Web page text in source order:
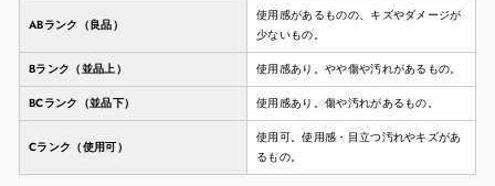
ABランク（良品）
使用感があるものの、キズやダメージが
少ないもの。
Bランク（並品上） 使用感あり。やや傷や汚れがあるもの。
BCランク（並品下） 使用感あり。傷や汚れがあるもの。
Cランク（使用可）
使用可。使用感・目立つ汚れやキズがあ
るもの。